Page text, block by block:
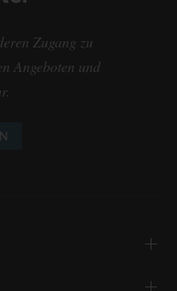
Zugang zu
Angeboten und